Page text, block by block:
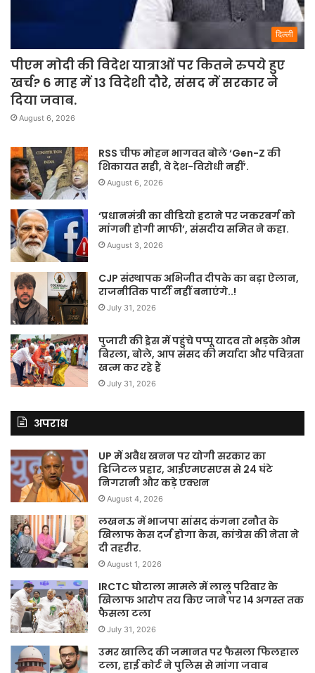
दिल्ली
पीएम मोदी की विदेश यात्राओं पर कितने रुपये हुए
खर्च? 6 माह में 13 विदेशी दौरे, संसद में सरकार ने
दिया जवाब.
August 6, 2026
RSS चीफ मोहन भागवत बोले ‘Gen-Z की
शिकायत सही, वे देश-विरोधी नहीं’.
August 6, 2026
‘प्रधानमंत्री का वीडियो हटाने पर जकरबर्ग को
मांगनी होगी माफी’, संसदीय समित ने कहा.
August 3, 2026
CJP संस्थापक अभिजीत दीपके का बड़ा ऐलान,
राजनीतिक पार्टी नहीं बनाएंगे..!
July 31, 2026
पुजारी की ड्रेस में पहुंचे पप्पू यादव तो भड़के ओम
बिरला, बोले, आप संसद की मर्यादा और पवित्रता
खत्म कर रहे हैं
July 31, 2026
अपराध
UP में अवैध खनन पर योगी सरकार का
डिजिटल प्रहार, आईएमएसएस से 24 घंटे
निगरानी और कड़े एक्शन
August 4, 2026
लखनऊ में भाजपा सांसद कंगना रनौत के
खिलाफ केस दर्ज होगा केस, कांग्रेस की नेता ने
दी तहरीर.
August 1, 2026
IRCTC घोटाला मामले में लालू परिवार के
खिलाफ आरोप तय किए जाने पर 14 अगस्त तक
फैसला टला
July 31, 2026
उमर खालिद की जमानत पर फैसला फिलहाल
टला, हाई कोर्ट ने पुलिस से मांगा जवाब